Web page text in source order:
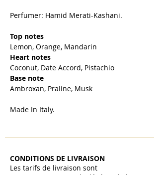
Perfumer: Hamid Merati-Kashani.
Top notes
Lemon, Orange, Mandarin
Heart notes
Coconut, Date Accord, Pistachio
Base note
Ambroxan, Praline, Musk
Made In Italy.
CONDITIONS DE LIVRAISON
Les tarifs de livraison sont